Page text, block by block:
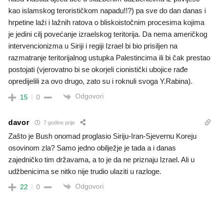
kao islamskog terorističkom napadu!!?) pa sve do dan danas i
hrpetine laži i lažnih ratova o bliskoistočnim procesima kojima
je jedini cilj povećanje izraelskog teritorija. Da nema američkog
intervencionizma u Siriji i regiji Izrael bi bio prisiljen na
razmatranje teritorijalnog ustupka Palestincima ili bi čak prestao
postojati (vjerovatno bi se okorjeli cionistički ubojice rađe
opredijelili za ovo drugo, zato su i roknuli svoga Y.Rabina).
15 0 Odgovori
davor 7 godine prije
Zašto je Bush onomad proglasio Siriju-Iran-Sjevernu Koreju
osovinom zla? Samo jedno obilježje je tada a i danas
zajedničko tim državama, a to je da ne priznaju Izrael. Ali u
udžbenicima se nitko nije trudio ulaziti u razloge.
22 0 Odgovori